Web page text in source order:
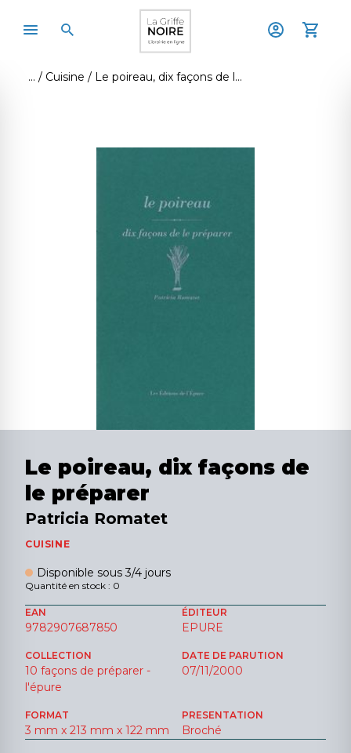
Cuisine Le poireau, dix façons de le préparer
Le poireau, dix façons de
le préparer
Patricia Romatet
CUISINE
Disponible sous 3/4 jours
Quantité en stock : 0
EAN
9782907687850
ÉDITEUR
EPURE
COLLECTION
10 façons de préparer -
l'épure
DATE DE PARUTION
07/11/2000
FORMAT
3 mm x 213 mm x 122 mm
PRESENTATION
Broché